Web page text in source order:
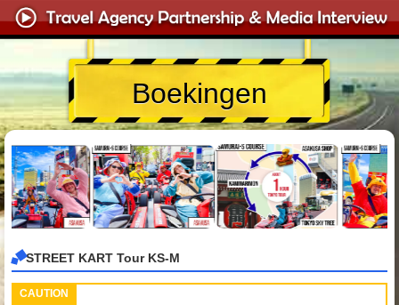
Boekingen
STREET KART Tour KS-M
CAUTION